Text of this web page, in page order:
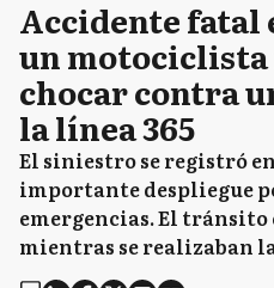
Accidente fatal
un
chocar contra
la línea 365
El siniestro se registró
importante despliegue
emergencias. El tránsito
mientras se realizaban